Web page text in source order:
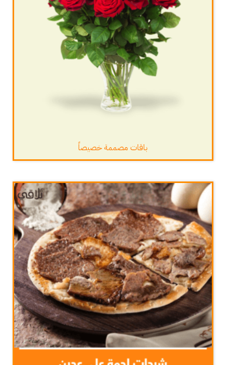
باقات مصممة خصيصاً